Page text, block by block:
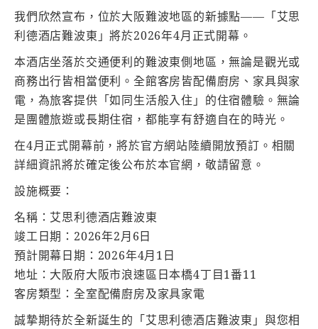
我們欣然宣布，位於大阪難波地區的新據點——「艾思
利德酒店難波東」將於2026年4月正式開幕。
本酒店坐落於交通便利的難波東側地區，無論是觀光或
商務出行皆相當便利。全館客房皆配備廚房、家具與家
電，為旅客提供「如同生活般入住」的住宿體驗。無論
是團體旅遊或長期住宿，都能享有舒適自在的時光。
在4月正式開幕前，將於官方網站陸續開放預訂。相關
詳細資訊將於確定後公布於本官網，敬請留意。
設施概要：
名稱：艾思利德酒店難波東
竣工日期：2026年2月6日
預計開幕日期：2026年4月1日
地址：大阪府大阪市浪速區日本橋4丁目1番11
客房類型：全室配備廚房及家具家電
誠摯期待於全新誕生的「艾思利德酒店難波東」與您相